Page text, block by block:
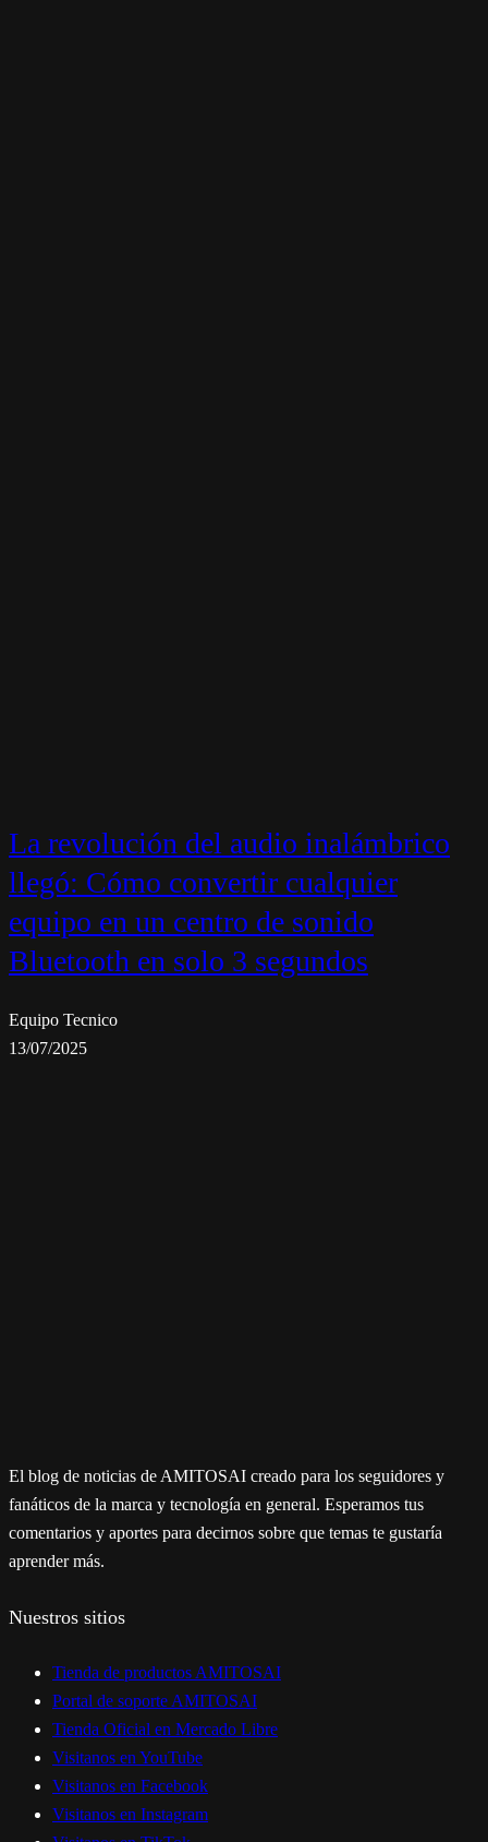
La revolución del audio inalámbrico
llegó: Cómo convertir cualquier
equipo en un centro de sonido
Bluetooth en solo 3 segundos
Equipo Tecnico
13/07/2025
El blog de noticias de AMITOSAI creado para los seguidores y
fanáticos de la marca y tecnología en general. Esperamos tus
comentarios y aportes para decirnos sobre que temas te gustaría
aprender más.
Nuestros sitios
Tienda de productos AMITOSAI
Portal de soporte AMITOSAI
Tienda Oficial en Mercado Libre
Visitanos en YouTube
Visitanos en Facebook
Visitanos en Instagram